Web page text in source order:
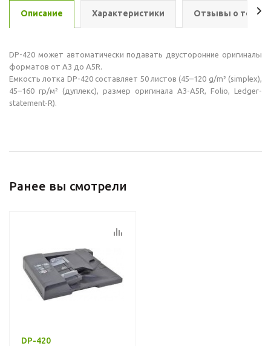
Описание Характеристики Отзывы о
DP-420 может автоматически подавать двусторонние оригиналы
форматов от A3 до A5R.
Емкость лотка DP-420 составляет 50 листов (45–120 g/m² (simplex),
45–160 гр/м² (дуплекс), размер оригинала A3-A5R, Folio, Ledger-
statement-R).
Ранее вы смотрели
DP-420